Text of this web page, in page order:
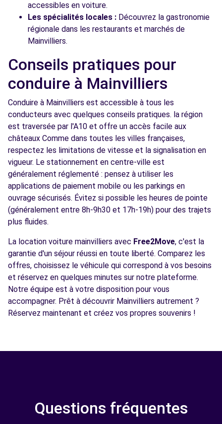
accessibles en voiture.
Les spécialités locales : Découvrez la gastronomie
régionale dans les restaurants et marchés de
Mainvilliers.
Conseils pratiques pour
conduire à Mainvilliers
Conduire à Mainvilliers est accessible à tous les
conducteurs avec quelques conseils pratiques. la région
est traversée par l'A10 et offre un accès facile aux
châteaux Comme dans toutes les villes françaises,
respectez les limitations de vitesse et la signalisation en
vigueur. Le stationnement en centre-ville est
généralement réglementé : pensez à utiliser les
applications de paiement mobile ou les parkings en
ouvrage sécurisés. Évitez si possible les heures de pointe
(généralement entre 8h-9h30 et 17h-19h) pour des trajets
plus fluides.
La location voiture mainvilliers avec Free2Move, c'est la
garantie d'un séjour réussi en toute liberté. Comparez les
offres, choisissez le véhicule qui correspond à vos besoins
et réservez en quelques minutes sur notre plateforme.
Notre équipe est à votre disposition pour vous
accompagner. Prêt à découvrir Mainvilliers autrement ?
Réservez maintenant et créez vos propres souvenirs !
Questions fréquentes